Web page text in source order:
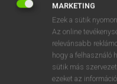
NINCS
Nincs regisztrációm
díjmentes
MARKETING
Ezek a sütik
Az online
relevánsabb
hogy a felhasználó
sütik más
ezeket az